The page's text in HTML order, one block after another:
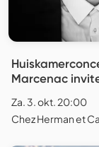
Huiskamerconcert
Marcenac
Za. 3. okt. 20:00
Chez Herman et